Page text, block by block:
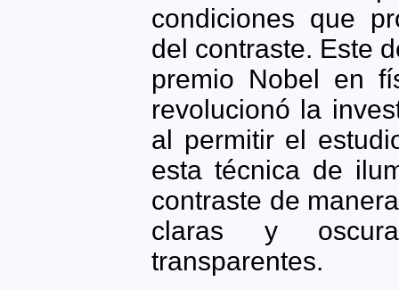
condiciones que
del contraste. Este
premio Nobel en
revolucionó la
al permitir el
esta técnica de
contraste de
claras y
transparentes.